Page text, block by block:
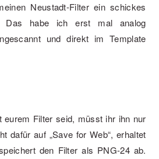
Neustadt-Filter ein schickes
Das habe ich erst mal analog
und direkt im Template
eurem Filter seid, müsst ihr ihn nur
dafür auf „Save for Web“, erhaltet
den Filter als PNG-24 ab.